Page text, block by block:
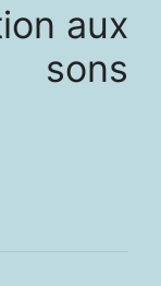
aux
sons